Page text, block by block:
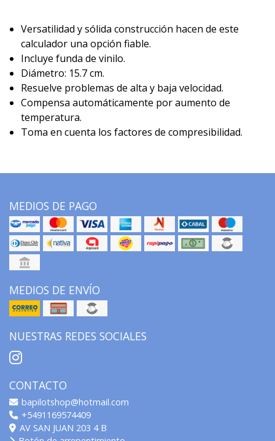
Versatilidad y sólida construcción hacen de este
calculador una opción fiable.
Incluye funda de vinilo.
Diámetro: 15.7 cm.
Resuelve problemas de alta y baja velocidad.
Compensa automáticamente por aumento de
temperatura.
Toma en cuenta los factores de compresibilidad.
MEDIOS DE PAGO
MEDIOS DE ENVÍO
NUESTRAS REDES SOCIALES
CONTACTO
bapilotshop@hotmail.com
+5491169574409
AV SAN JUAN 203 4 B